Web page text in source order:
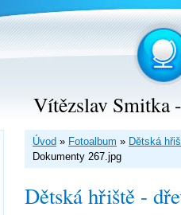
Vítězslav Smitka
Úvod » Fotoalbum » Dětská
Dokumenty 267.jpg
Dětská hřiště -